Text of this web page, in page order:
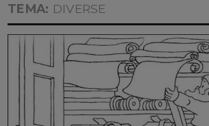
TEMA: DIVERSE